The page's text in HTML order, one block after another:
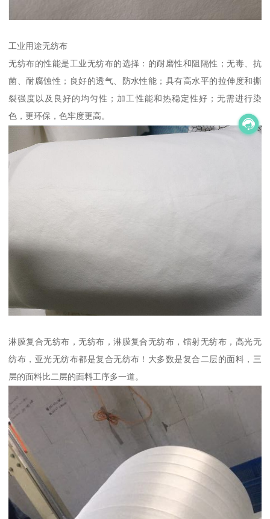
工业用途无纺布
无纺布的性能是工业无纺布的选择：的耐磨性和阻隔性；无毒、抗
菌、耐腐蚀性；良好的透气、防水性能；具有高水平的拉伸度和撕
裂强度以及良好的均匀性；加工性能和热稳定性好；无需进行染
色，更环保，色牢度更高。
淋膜复合无纺布，无纺布，淋膜复合无纺布，镭射无纺布，高光无
纺布，亚光无纺布都是复合无纺布！大多数是复合二层的面料，三
层的面料比二层的面料工序多一道。